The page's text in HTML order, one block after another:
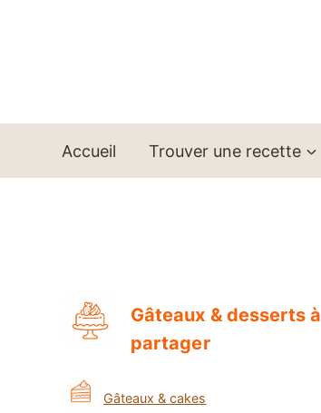
Accueil Trouver une recette
Gâteaux & desserts à
partager
Gâteaux & cakes